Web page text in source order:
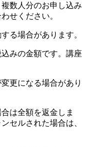
数人分のお申し込み
せください。
る場合があります。
みの金額です。講座
更になる場合があり
は全額を返金しま
セルされた場合は、